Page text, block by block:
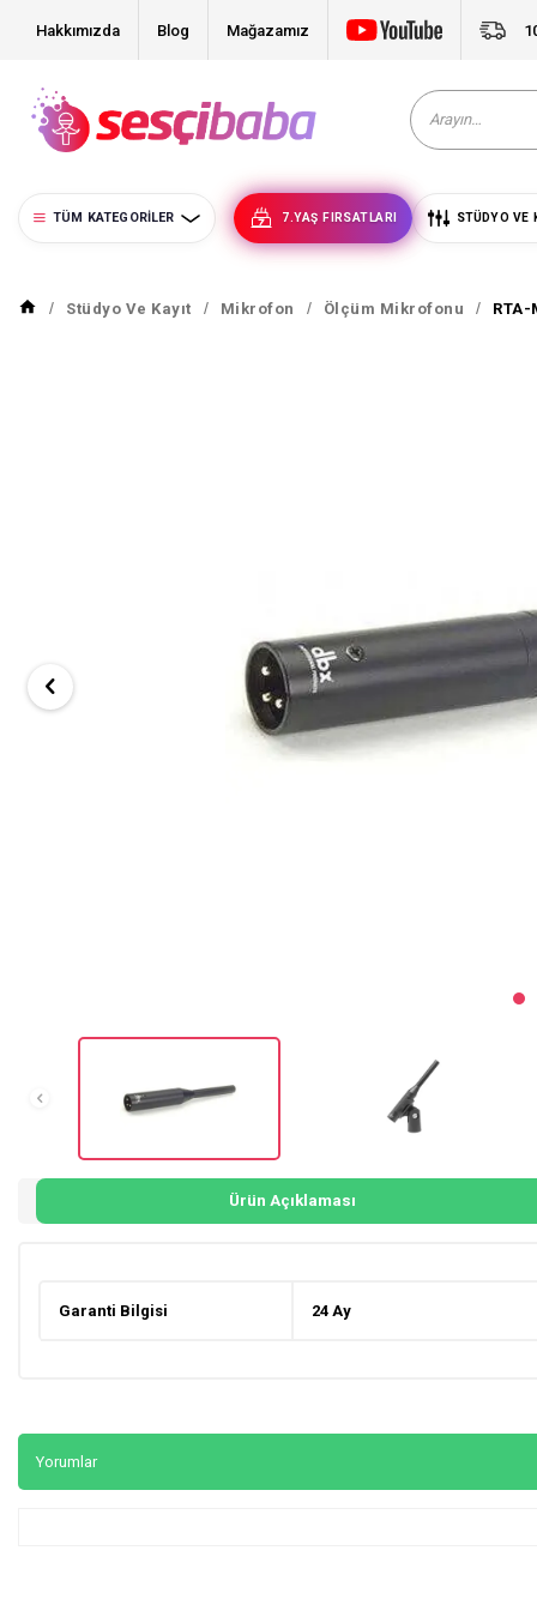
Hakkımızda Blog Mağazamız
TÜM KATEGORILER 7.YAŞ FIRSATLARI STÜDYO VE
Stüdyo Ve Kayıt Mikrofon Ölçüm Mikrofonu
Ürün Açıklaması
Garanti Bilgisi 24 Ay
Yorumlar